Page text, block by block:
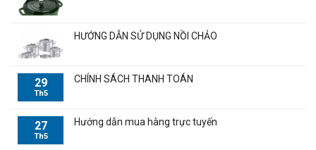
HƯỚNG DẪN SỬ DỤNG NỒI CHẢO
29
Th5
CHÍNH SÁCH THANH TOÁN
27
Th5
Hướng dẫn mua hàng trực tuyến